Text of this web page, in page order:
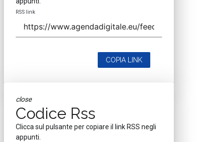
RSS link
COPIA LINK
close
Codice Rss
Clicca sul pulsante per copiare il link RSS negli
appunti.